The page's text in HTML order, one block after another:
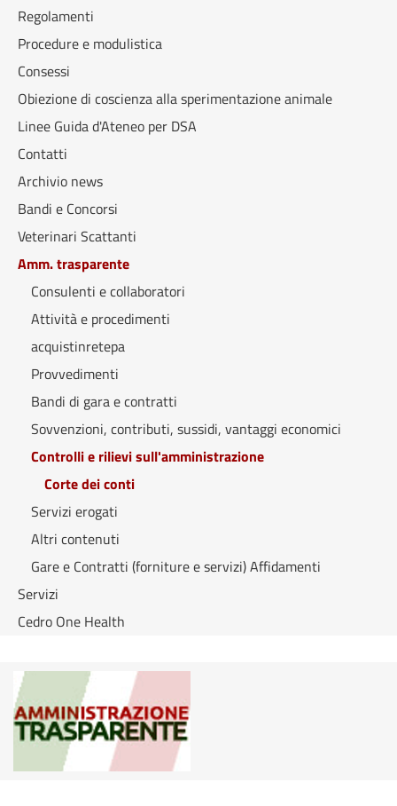
Regolamenti
Procedure e modulistica
Consessi
Obiezione di coscienza alla sperimentazione animale
Linee Guida d'Ateneo per DSA
Contatti
Archivio news
Bandi e Concorsi
Veterinari Scattanti
Amm. trasparente
Consulenti e collaboratori
Attività e procedimenti
acquistinretepa
Provvedimenti
Bandi di gara e contratti
Sovvenzioni, contributi, sussidi, vantaggi economici
Controlli e rilievi sull'amministrazione
Corte dei conti
Servizi erogati
Altri contenuti
Gare e Contratti (forniture e servizi) Affidamenti
Servizi
Cedro One Health